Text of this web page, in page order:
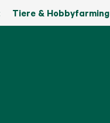
Tiere & Hobbyfarming